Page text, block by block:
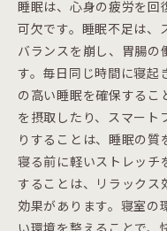
睡眠は、心身の疲労を回
可欠です。睡眠不足は、
バランスを崩し、胃腸の
す。毎日同じ時間に寝起
の高い睡眠を確保するこ
を摂取したり、スマート
りすることは、睡眠の質
寝る前に軽いストレッチ
することは、リラックス
効果があります。寝室の
い環境を整えることで、